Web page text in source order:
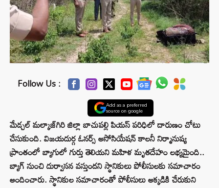
Follow Us :
Add as a preferred
source on google
మేడ్చల్ మల్కాజ్‌గిరి జిల్లా బాచుపల్లి పియస్ పరిధిలో దారుణం చోటు
చేసుకుంది. విజయదుర్గ ఓనర్స్ అసోసియేషన్ కాలనీ నిర్మానుష్య
ప్రాంతంలో బ్యాగులో గుర్తు తెలియని మహిళ మృతదేహం లభ్యమైంది..
బ్యాగ్ నుంచి దుర్వాసన వస్తుందని స్థానికులు పోలీసులకు సమాచారం
అందించారు. స్థానికుల సమాచారంతో పోలీసులు అక్కడికి చేరుకుని